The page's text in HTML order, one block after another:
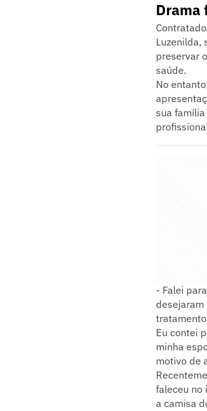
Drama
Luzenilda,
preservar
saúde.
No
sua
- Falei
desejaram
Eu contei
minha
motivo de
faleceu no
a camisa